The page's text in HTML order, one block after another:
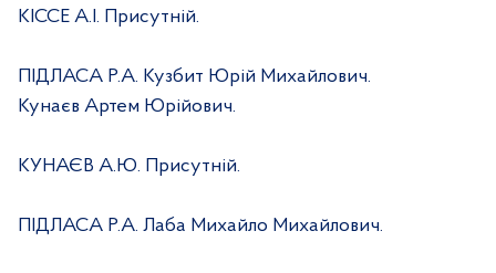
КІССЕ А.І. Присутній.
ПІДЛАСА Р.А. Кузбит Юрій Михайлович.
Кунаєв Артем Юрійович.
КУНАЄВ А.Ю. Присутній.
ПІДЛАСА Р.А. Лаба Михайло Михайлович.